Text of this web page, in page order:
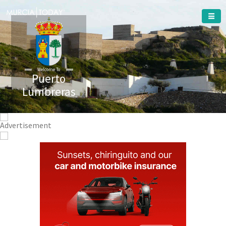
Welcome To
Puerto
Lumbreras